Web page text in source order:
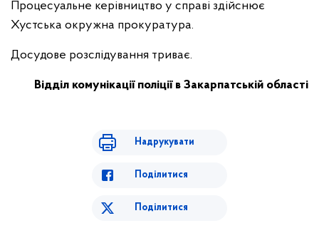
Процесуальне керівництво у справі здійснює
Хустська окружна прокуратура.
Досудове розслідування триває.
Відділ комунікації поліції в Закарпатській області
Надрукувати
Поділитися
Поділитися